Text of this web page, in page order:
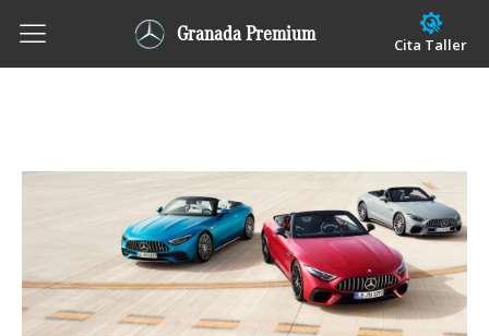
Granada Premium Cita Taller